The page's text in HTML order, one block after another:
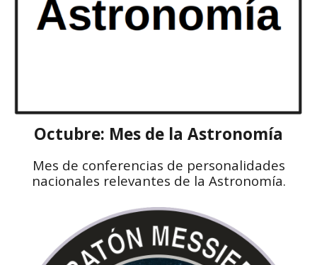
Octubre: Mes de la Astronomía
Mes de conferencias de personalidades
nacionales relevantes de la Astronomía.